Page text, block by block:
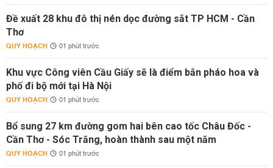
Đề xuất 28 khu đô thị nén dọc đường sắt TP HCM - Cần
Thơ
QUY HOẠCH 01 phút trước
Khu vực Công viên Cầu Giấy sẽ là điểm bắn pháo hoa và
phố đi bộ mới tại Hà Nội
QUY HOẠCH 01 phút trước
Bổ sung 27 km đường gom hai bên cao tốc Châu Đốc -
Cần Thơ - Sóc Trăng, hoàn thành sau một năm
QUY HOẠCH 01 phút trước